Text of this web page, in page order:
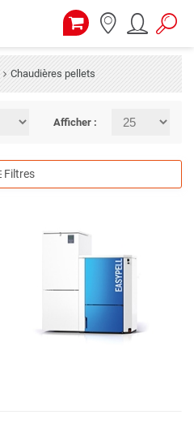
Chaudières pellets
Afficher :
Filtres